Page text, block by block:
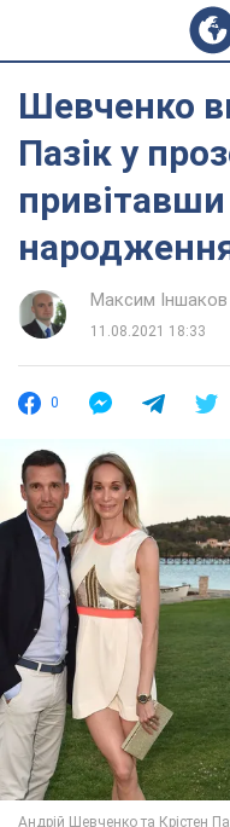
Шевченко
Пазік у
привітавши
Максим Іншаков
11.08.2021 18:33
0